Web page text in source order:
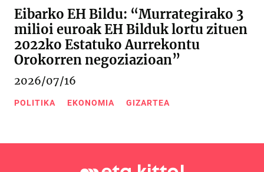
Eibarko EH Bildu: “Murrategirako 3
milioi euroak EH Bilduk lortu zituen
2022ko Estatuko Aurrekontu
Orokorren negoziazioan”
2026/07/16
POLITIKA EKONOMIA GIZARTEA